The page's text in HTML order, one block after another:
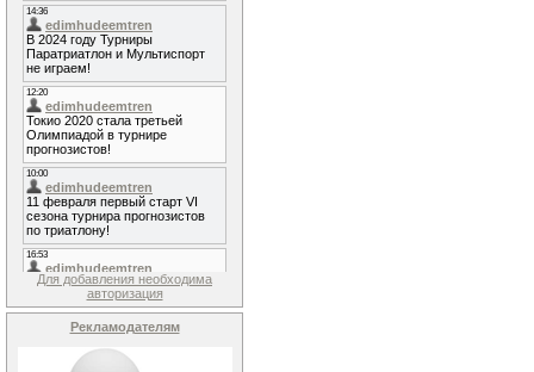
Для добавления необходима
авторизация
Рекламодателям